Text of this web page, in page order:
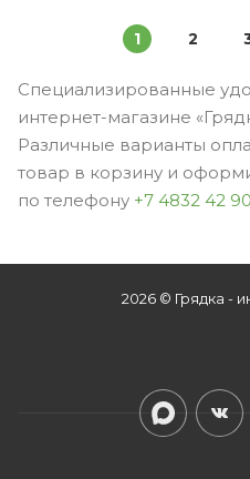
1 2
Специализированные
интернет-магазине
Различные варианты
товар в корзину и
по телефону +7 4832 42
2026 © Грядка -